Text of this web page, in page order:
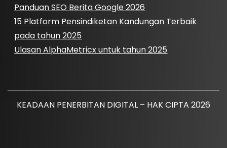
Panduan SEO Berita Google 2026
15 Platform Pensindiketan Kandungan Terbaik
pada tahun 2025
Ulasan AlphaMetricx untuk tahun 2025
KEADAAN PENERBITAN DIGITAL – HAK CIPTA 2026